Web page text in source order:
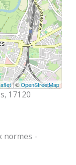
| ©OpenStreetMap
17120
normes -